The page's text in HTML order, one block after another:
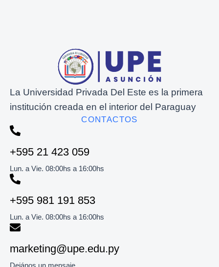
La Universidad Privada Del Este es la primera
institución creada en el interior del Paraguay
CONTACTOS
+595 21 423 059
Lun. a Vie. 08:00hs a 16:00hs
+595 981 191 853​
Lun. a Vie. 08:00hs a 16:00hs
marketing@upe.edu.py
Dejános un mensaje.